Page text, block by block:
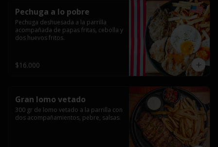
Pechuga a lo pobre
Pechuga deshuesada a la parrilla
acompañada de papas fritas, cebolla y
dos huevos fritos.
$16.000
Gran lomo vetado
300 gr de lomo vetado a la parrilla con
dos acompañamientos, pebre, salsas.